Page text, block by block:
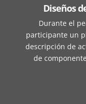
Diseños
Durante el
participante un
descripción de
de